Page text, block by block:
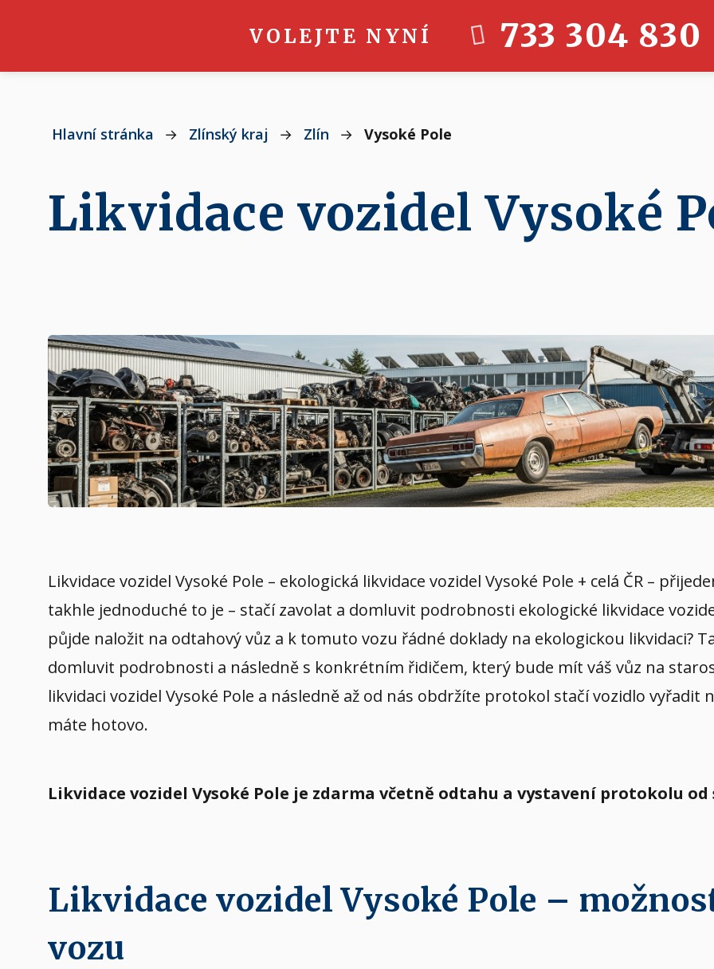
VOLEJTE NYNÍ 733 304 830
Hlavní stránka → Zlínský kraj → Zlín → Vysoké Pole
Likvidace vozidel Vysoké
Likvidace vozidel Vysoké Pole – ekologická likvidace vozidel Vysoké Pole + celá ČR –
takhle jednoduché to je – stačí zavolat a domluvit podrobnosti ekologické likvidace
půjde naložit na odtahový vůz a k tomuto vozu řádné doklady na ekologickou likvidaci?
domluvit podrobnosti a následně s konkrétním řidičem, který bude mít váš vůz na
likvidaci vozidel Vysoké Pole a následně až od nás obdržíte protokol stačí vozidlo
máte hotovo.
Likvidace vozidel Vysoké Pole je zdarma včetně odtahu a vystavení protokolu
Likvidace vozidel Vysoké Pole –
vozu